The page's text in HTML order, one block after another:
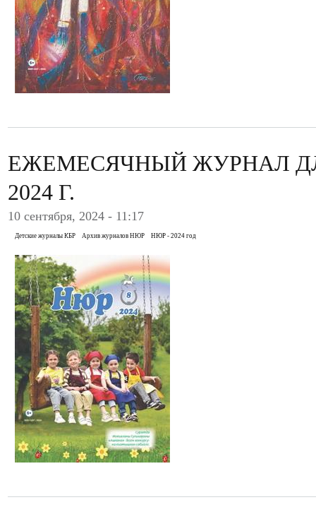
ЕЖЕМЕСЯЧНЫЙ ЖУРНАЛ
2024 Г.
10 сентября, 2024 - 11:17
Детские журналы КБР Архив журналов НЮР НЮР - 2024 год